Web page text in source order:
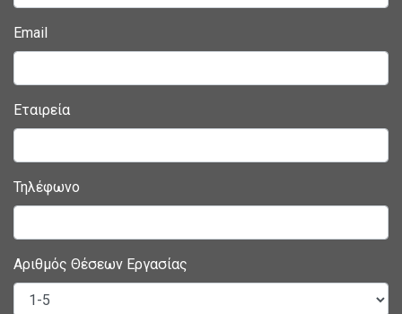
Email
Εταιρεία
Τηλέφωνο
Αριθμός Θέσεων Εργασίας